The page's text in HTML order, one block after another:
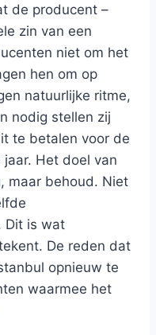
de producent –
zin van een
niet om het
hen om op
natuurlijke ritme,
nodig stellen zij
te betalen voor de
Het doel van
maar behoud. Niet
Dit is wat
De reden dat
opnieuw te
waarmee het